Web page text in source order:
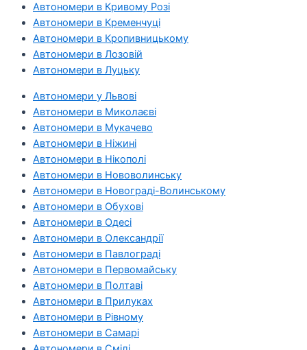
Автономери в Кривому Розі
Автономери в Кременчуці
Автономери в Кропивницькому
Автономери в Лозовій
Автономери в Луцьку
Автономери у Львові
Автономери в Миколаєві
Автономери в Мукачево
Автономери в Ніжині
Автономери в Нікополі
Автономери в Нововолинську
Автономери в Новограді-Волинському
Автономери в Обухові
Автономери в Одесі
Автономери в Олександрії
Автономери в Павлограді
Автономери в Первомайську
Автономери в Полтаві
Автономери в Прилуках
Автономери в Рівному
Автономери в Самарі